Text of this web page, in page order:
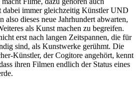
dabei immer gleichzeitig Künstler UND
also dieses neue Jahrhundert abwarten,
als Kunst machen zu begreifen.
erst nach langen Zeitspannen, die für
sind, als Kunstwerke gerühmt. Die
Künstler, der Cogitore angehört, kennt
ihren Filmen endlich der Status eines